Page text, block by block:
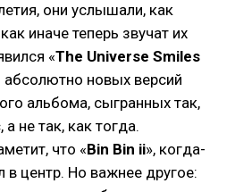
они услышали, как
иначе теперь звучат их
«The Universe Smiles
абсолютно новых версий
альбома, сыгранных так,
не так, как тогда.
что «Bin Bin ii», когда-
в центр. Но важнее другое: